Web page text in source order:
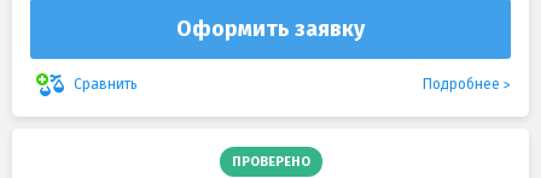
Оформить заявку
Сравнить Подробнее
ПРОВЕРЕНО